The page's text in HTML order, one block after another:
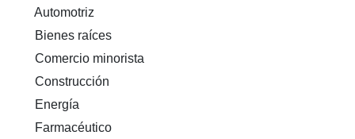
Automotriz
Bienes raíces
Comercio minorista
Construcción
Energía
Farmacéutico